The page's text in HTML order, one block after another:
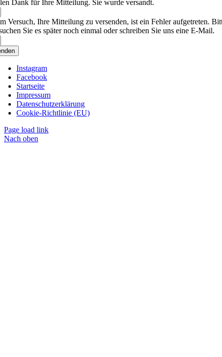
Dank für Ihre Mitteilung. Sie wurde versandt.
Versuch, Ihre Mitteilung zu versenden, ist ein Fehler aufgetreten.
Sie es später noch einmal oder schreiben Sie uns eine E-Mail.
Instagram
Facebook
Startseite
Impressum
Datenschutzerklärung
Cookie-Richtlinie (EU)
Page load link
Nach oben